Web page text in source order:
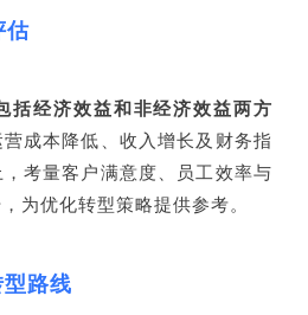
估
括经济效益和非经济效益两方
成本降低、收入增长及财务指
考量客户满意度、员工效率与
为优化转型策略提供参考。
路线